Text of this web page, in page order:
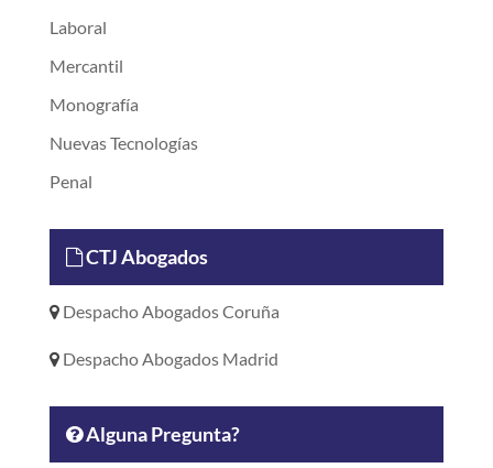
Laboral
Mercantil
Monografía
Nuevas Tecnologías
Penal
CTJ Abogados
Despacho Abogados Coruña
Despacho Abogados Madrid
Alguna Pregunta?